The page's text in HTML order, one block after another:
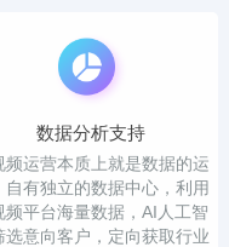
数据分析支持
频运营本质上就是数据的运
自有独立的数据中心，利用
频平台海量数据，AI人工智
选意向客户，定向获取行业